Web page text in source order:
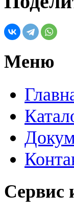
Меню
Сервис